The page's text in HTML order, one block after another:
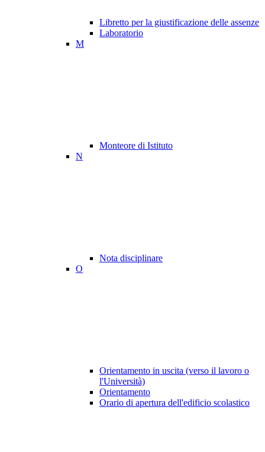
Libretto per la giustificazione delle assenze
Laboratorio
M
Monteore di Istituto
N
Nota disciplinare
O
Orientamento in uscita (verso il lavoro o
l'Università)
Orientamento
Orario di apertura dell'edificio scolastico